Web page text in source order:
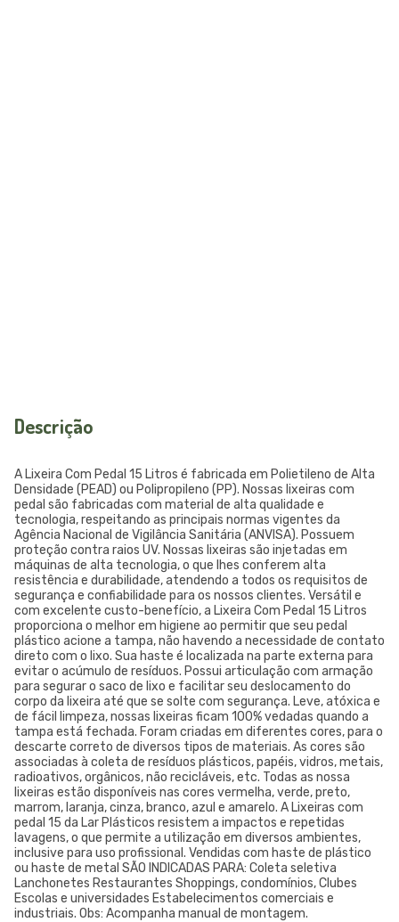
Descrição
A Lixeira Com Pedal 15 Litros é fabricada em Polietileno de Alta
Densidade (PEAD) ou Polipropileno (PP). Nossas lixeiras com
pedal são fabricadas com material de alta qualidade e
tecnologia, respeitando as principais normas vigentes da
Agência Nacional de Vigilância Sanitária (ANVISA). Possuem
proteção contra raios UV. Nossas lixeiras são injetadas em
máquinas de alta tecnologia, o que lhes conferem alta
resistência e durabilidade, atendendo a todos os requisitos de
segurança e confiabilidade para os nossos clientes. Versátil e
com excelente custo-benefício, a Lixeira Com Pedal 15 Litros
proporciona o melhor em higiene ao permitir que seu pedal
plástico acione a tampa, não havendo a necessidade de contato
direto com o lixo. Sua haste é localizada na parte externa para
evitar o acúmulo de resíduos. Possui articulação com armação
para segurar o saco de lixo e facilitar seu deslocamento do
corpo da lixeira até que se solte com segurança. Leve, atóxica e
de fácil limpeza, nossas lixeiras ficam 100% vedadas quando a
tampa está fechada. Foram criadas em diferentes cores, para o
descarte correto de diversos tipos de materiais. As cores são
associadas à coleta de resíduos plásticos, papéis, vidros, metais,
radioativos, orgânicos, não recicláveis, etc. Todas as nossa
lixeiras estão disponíveis nas cores vermelha, verde, preto,
marrom, laranja, cinza, branco, azul e amarelo. A Lixeiras com
pedal 15 da Lar Plásticos resistem a impactos e repetidas
lavagens, o que permite a utilização em diversos ambientes,
inclusive para uso profissional. Vendidas com haste de plástico
ou haste de metal SÃO INDICADAS PARA: Coleta seletiva
Lanchonetes Restaurantes Shoppings, condomínios, Clubes
Escolas e universidades Estabelecimentos comerciais e
industriais. Obs: Acompanha manual de montagem.